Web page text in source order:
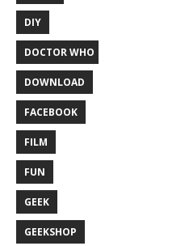
DIY
DOCTOR WHO
DOWNLOAD
FACEBOOK
FILM
FUN
GEEK
GEEKSHOP